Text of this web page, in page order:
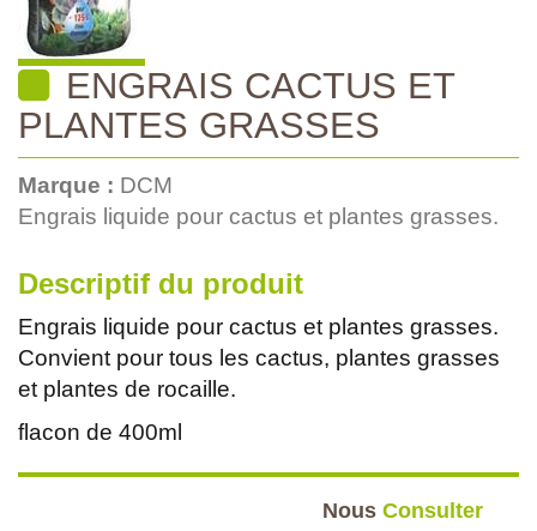
ENGRAIS CACTUS ET
PLANTES GRASSES
Marque : DCM
Engrais liquide pour cactus et plantes grasses.
Descriptif du produit
Engrais liquide pour cactus et plantes grasses.
Convient pour tous les cactus, plantes grasses
et plantes de rocaille.
flacon de 400ml
Nous Consulter